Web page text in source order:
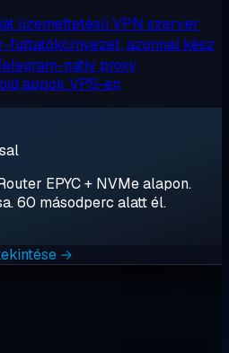
üzemeltetésű VPN szerver
futtatókörnyezet, azonnal kész
natív proxy
appok VPS-en
EPYC + NVMe alapon.
60 másodperc alatt él.
→